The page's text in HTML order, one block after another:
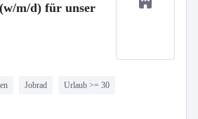
m/d) für unser
Jobrad Urlaub >= 30